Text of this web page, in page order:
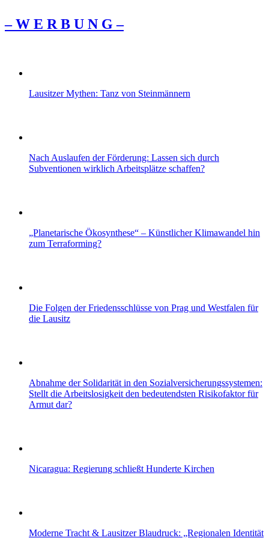
– W Ε R Β U Ν G –
Lausitzer Mythen: Tanz von Steinmännern
Nach Auslaufen der Förderung: Lassen sich durch
Subventionen wirklich Arbeitsplätze schaffen?
„Planetarische Ökosynthese“ – Künstlicher Klimawandel hin
zum Terraforming?
Die Folgen der Friedensschlüsse von Prag und Westfalen für
die Lausitz
Abnahme der Solidarität in den Sozialversicherungssystemen:
Stellt die Arbeitslosigkeit den bedeutendsten Risikofaktor für
Armut dar?
Nicaragua: Regierung schließt Hunderte Kirchen
Moderne Tracht & Lausitzer Blaudruck: „Regionalen Identität